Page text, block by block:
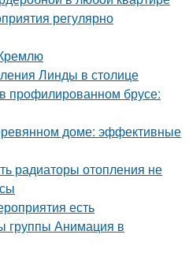
регулярно
Линды в столице
профилированном брусе:
доме: эффективные
радиаторы отопления не
есть
группы Анимация в